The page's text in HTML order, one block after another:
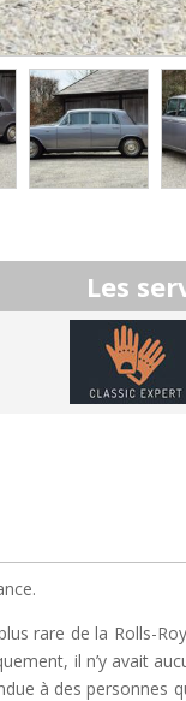
Les
rare de la Rolls-
il n’y avait
à des personnes